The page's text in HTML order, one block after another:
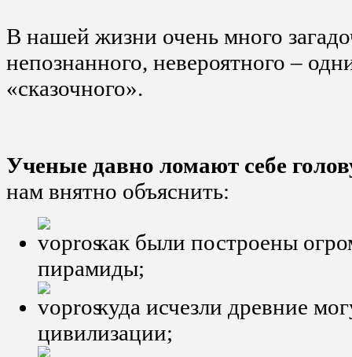
В нашей жизни очень много
непознанного, невероятного –
«сказочного».
Ученые давно ломают себе
нам внятно объяснить:
как были построены
пирамиды;
куда исчезли древние
цивилизации;